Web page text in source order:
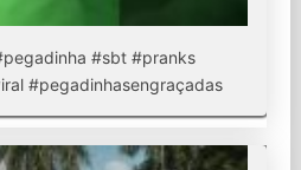
#sbt #pranks
#pegadinhasengraçadas